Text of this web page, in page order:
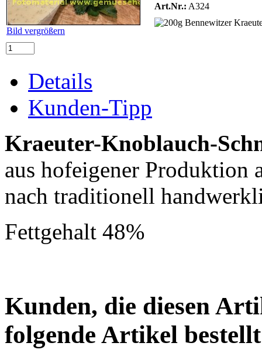
Bild vergrößern
Art.Nr.: A324
Details
Kunden-Tipp
Kraeuter-Knoblauch-
aus hofeigener Produktion
nach traditionell
Fettgehalt 48%
Kunden, die diesen
folgende Artikel